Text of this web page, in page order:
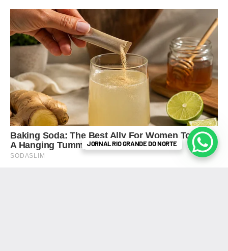
JORNAL RIO GRANDE DO NORTE